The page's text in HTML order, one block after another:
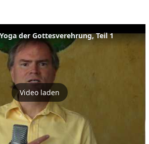
der Gottesverehrung, Teil 1
Video laden